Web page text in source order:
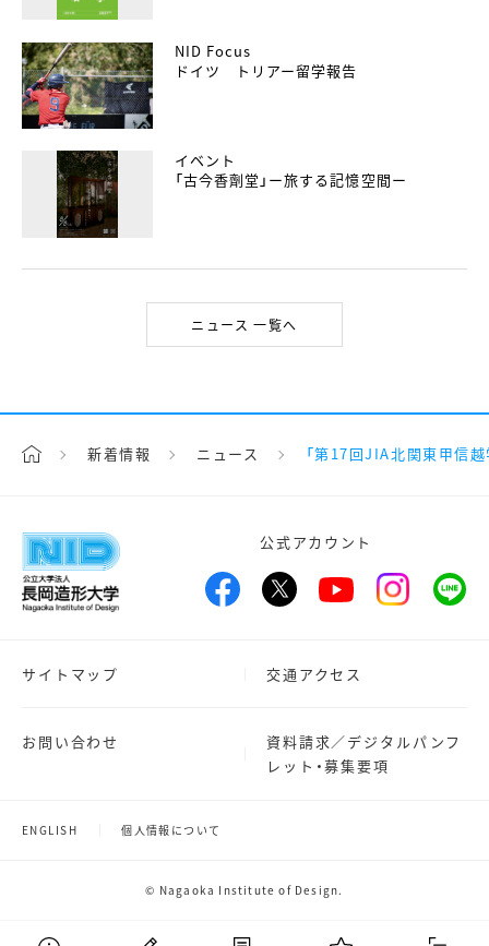
NID Focus
ドイツ トリアー留学報告
イベント
「古今香劑堂」ー旅する記憶空間ー
ニュース 一覧へ
新着情報 ニュース 「第17回JIA北関東甲信
公式アカウント
サイトマップ 交通アクセス
お問い合わせ
資料請求／デジタルパンフ
レット・募集要項
ENGLISH 個人情報について
© Nagaoka Institute of Design.